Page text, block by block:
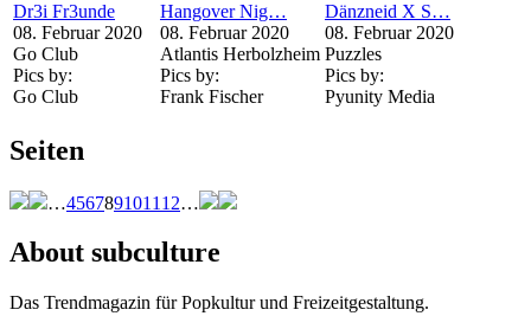
Dr3i Fr3unde
08. Februar 2020
Go Club
Pics by:
Go Club
Hangover Nig…
08. Februar 2020
Atlantis Herbolzheim
Pics by:
Frank Fischer
Dänzneid X S…
08. Februar 2020
Puzzles
Pics by:
Pyunity Media
Seiten
…4567891011 12…
About subculture
Das Trendmagazin für Popkultur und Freizeitgestaltung.